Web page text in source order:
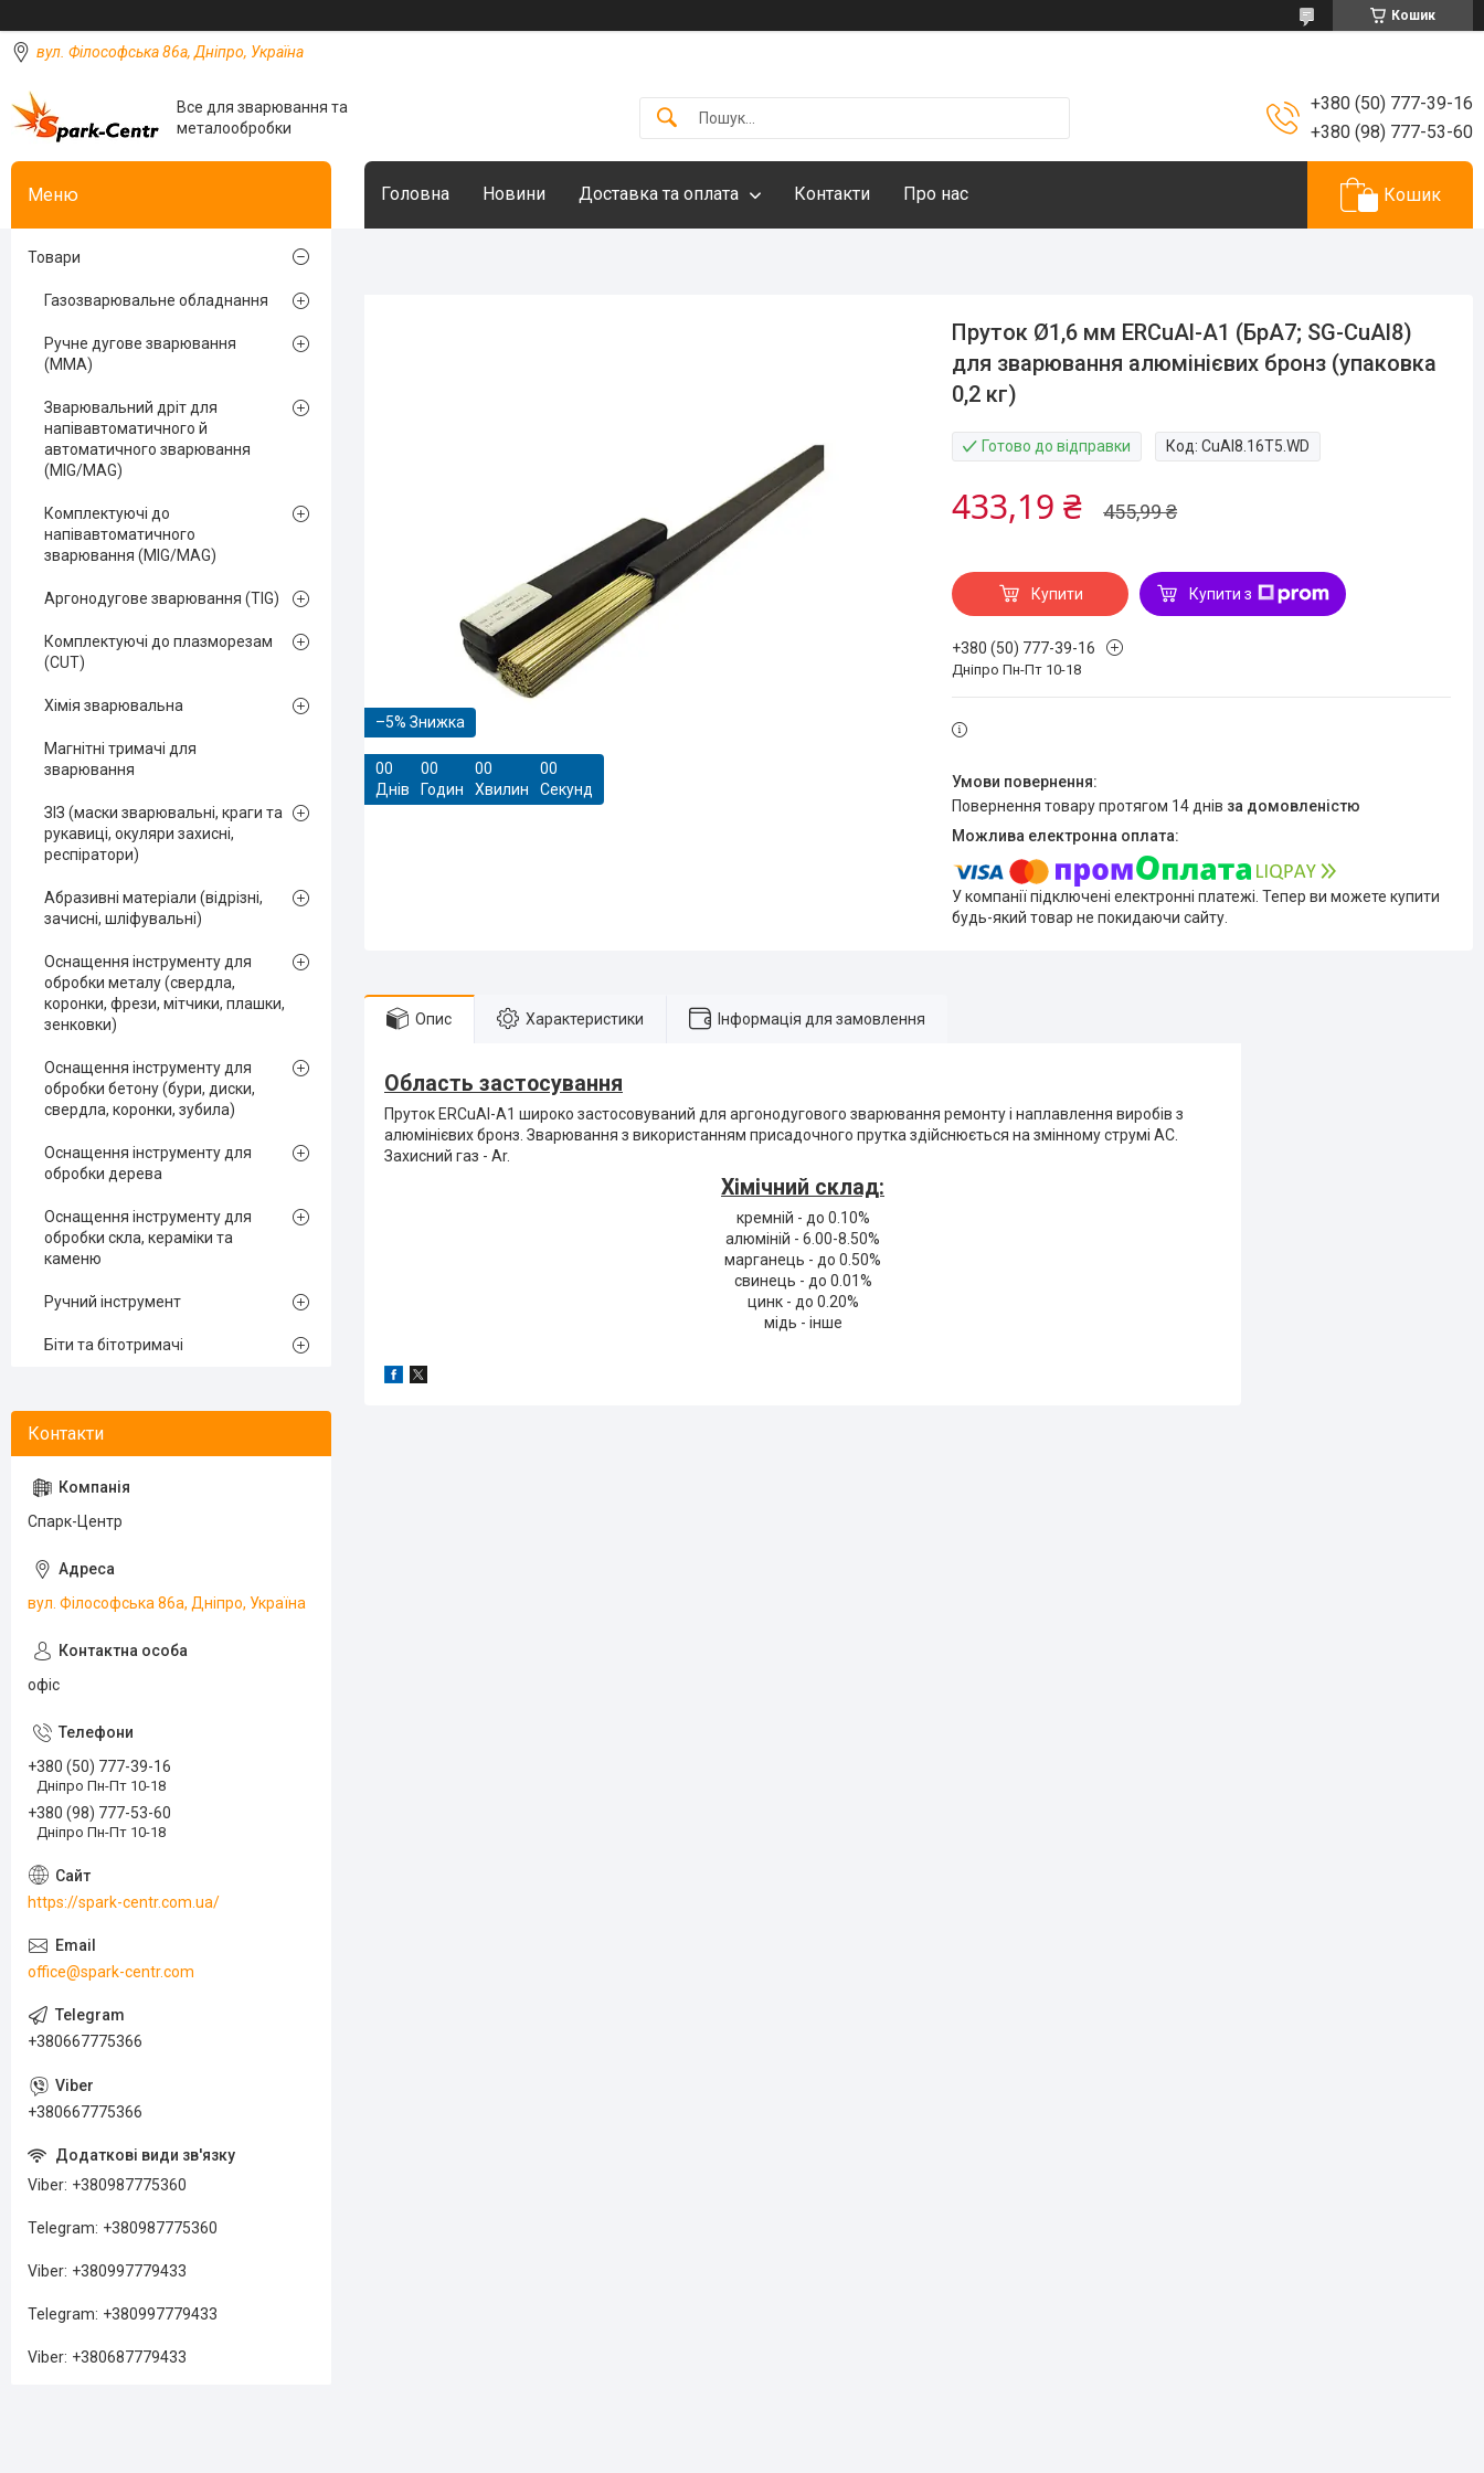
Кошик
вул. Філософська 86а, Дніпро, Україна
Все для зварювання та
металообробки
+380 (50) 777-39-16
+380 (98) 777-53-60
Головна Новини Доставка та оплата Контакти Про нас Кошик
–5%
00
Днів
00
Годин
00
Хвилин
00
Секунд
Пруток Ø1,6 мм ERCuAl-A1 (БрА7; SG-CuAl8)
для зварювання алюмінієвих бронз (упаковка
0,2 кг)
Готово до відправки Код:CuAl8.16T5.WD
455,99 ₴
433,19 ₴
Купити Купити з
+380 (50) 777-39-16
Дніпро Пн-Пт 10-18
повернення товару протягом 14 днів за домовленістю
У компанії підключені електронні платежі. Тепер ви можете купити
будь-який товар не покидаючи сайту.
Опис Характеристики Інформація для замовлення
Область застосування
Пруток ERCuAl-A1 широко застосовуваний для аргонодугового зварювання ремонту і наплавлення виробів з
алюмінієвих бронз. Зварювання з використанням присадочного прутка здійснюється на змінному струмі AC.
Захисний газ - Ar.
Хімічний склад:
кремній - до 0.10%
алюміній - 6.00-8.50%
марганець - до 0.50%
свинець - до 0.01%
цинк - до 0.20%
мідь - інше
Товари
Газозварювальне обладнання
Ручне дугове зварювання
(MMA)
Зварювальний дріт для
напівавтоматичного й
автоматичного зварювання
(MIG/MAG)
Комплектуючі до
напівавтоматичного
зварювання (MIG/MAG)
Аргонодугове зварювання (TIG)
Комплектуючі до плазморезам
(CUT)
Хімія зварювальна
Магнітні тримачі для
зварювання
ЗІЗ (маски зварювальні, краги та
рукавиці, окуляри захисні,
респіратори)
Абразивні матеріали (відрізні,
зачисні, шліфувальні)
Оснащення інструменту для
обробки металу (свердла,
коронки, фрези, мітчики, плашки,
зенковки)
Оснащення інструменту для
обробки бетону (бури, диски,
свердла, коронки, зубила)
Оснащення інструменту для
обробки дерева
Оснащення інструменту для
обробки скла, кераміки та
каменю
Ручний інструмент
Біти та бітотримачі
Спарк-Центр
вул. Філософська 86а, Дніпро, Україна
офіс
+380 (50) 777-39-16
Дніпро Пн-Пт 10-18
+380 (98) 777-53-60
Дніпро Пн-Пт 10-18
https://spark-centr.com.ua/
office@spark-centr.com
+380667775366
+380667775366
Viber +380987775360
Telegram +380987775360
Viber +380997779433
Telegram +380997779433
Viber +380687779433